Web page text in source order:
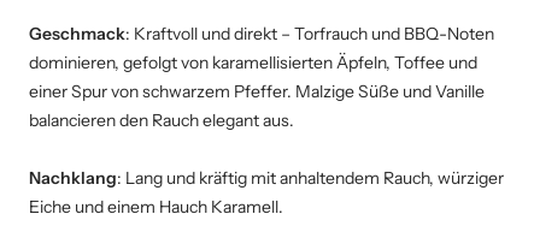
Geschmack: Kraftvoll und direkt – Torfrauch und BBQ-Noten
dominieren, gefolgt von karamellisierten Äpfeln, Toffee und
einer Spur von schwarzem Pfeffer. Malzige Süße und Vanille
balancieren den Rauch elegant aus.
Nachklang: Lang und kräftig mit anhaltendem Rauch, würziger
Eiche und einem Hauch Karamell.